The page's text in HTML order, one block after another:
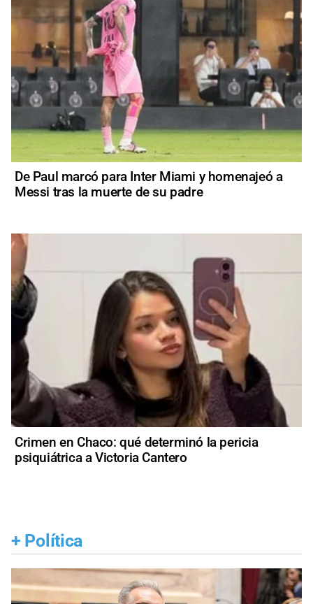
De Paul marcó para Inter Miami y homenajeó a
Messi tras la muerte de su padre
Crimen en Chaco: qué determinó la pericia
psiquiátrica a Victoria Cantero
+ Política